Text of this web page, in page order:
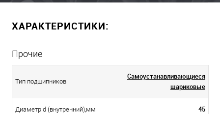
ХАРАКТЕРИСТИКИ:
Прочие
Тип подшипников
Самоустанавливающиеся
шариковые
Диаметр d (внутренний),мм 45